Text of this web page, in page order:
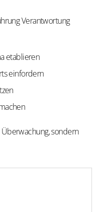
Verantwortung
etablieren
einfordern
sondern